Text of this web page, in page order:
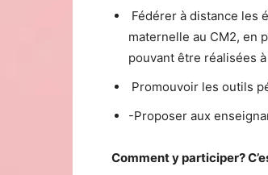
Fédérer à distance les
maternelle au CM2, en
pouvant être réalisées
Promouvoir les outils
-Proposer aux
Comment y participer?